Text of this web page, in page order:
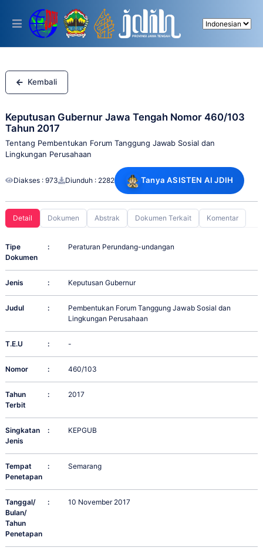
This
includes
accessibility
system.
Kembali
Keputusan Gubernur Jawa Tengah Nomor 460/103
Tahun 2017
Tentang Pembentukan Forum Tanggung Jawab Sosial dan
Lingkungan Perusahaan
Diakses : 973 Diunduh : 2282 Tanya ASISTEN AI JDIH
Detail Dokumen Abstrak Dokumen Terkait Komentar
Tipe
Dokumen
: Peraturan Perundang-undangan
Jenis : Keputusan Gubernur
Judul :
Pembentukan Forum Tanggung Jawab Sosial dan
Lingkungan Perusahaan
T.E.U : -
Nomor : 460/103
Tahun
Terbit
: 2017
Singkatan
Jenis
: KEPGUB
Tempat
Penetapan
: Semarang
Tanggal/
Bulan/
Tahun
Penetapan
: 10 November 2017